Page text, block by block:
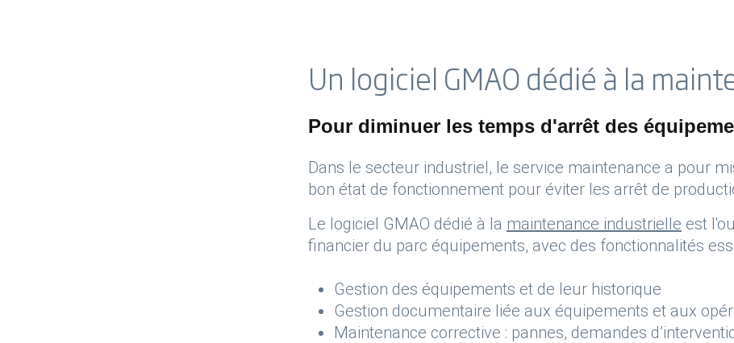
Un logiciel GMAO dédié à la
Pour diminuer les temps d'arrêt des
Dans le secteur industriel, le service maintenance a pour
bon état de fonctionnement pour éviter les arrêt de
Le logiciel GMAO dédié à la maintenance industrielle est
financier du parc équipements, avec des fonctionnalités
Gestion des équipements et de leur historique
Gestion documentaire liée aux équipements et aux
Maintenance corrective : pannes, demandes